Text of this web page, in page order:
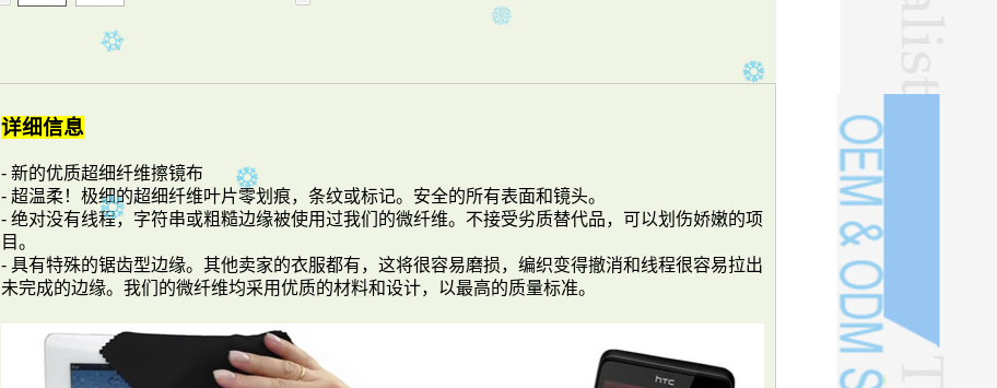
详细信息
- 新的优质超细纤维擦镜布
- 超温柔！极细的超细纤维叶片零划痕，条纹或标记。安全的所有表面和镜头。
- 绝对没有线程，字符串或粗糙边缘被使用过我们的微纤维。不接受劣质替代品，可以划伤娇嫩的项
目。
- 具有特殊的锯齿型边缘。其他卖家的衣服都有，这将很容易磨损，编织变得撤消和线程很容易拉出
未完成的边缘。我们的微纤维均采用优质的材料和设计，以最高的质量标准。